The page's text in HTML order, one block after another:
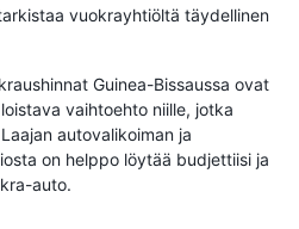
vuokrayhtiöltä täydellinen
Guinea-Bissaussa ovat
vaihtoehto niille, jotka
autovalikoiman ja
on helppo löytää budjettiisi ja
auto.